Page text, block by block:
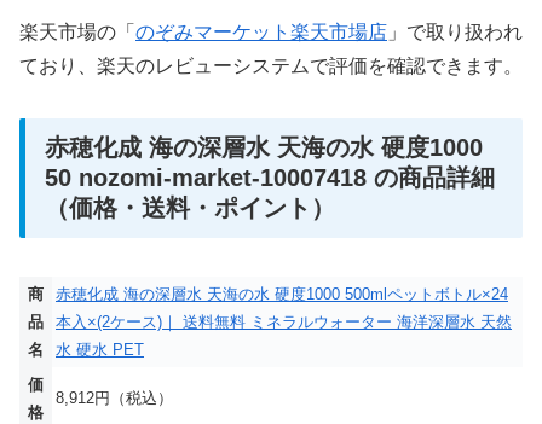
楽天市場の「 のぞみマーケット楽天市場店 」で取り扱われ
ており、楽天のレビューシステムで評価を確認できます。
赤穂化成 海の深層水 天海の水 硬度1000
50 nozomi-market-10007418 の商品詳細
（価格・送料・ポイント）
商
品
名
赤穂化成 海の深層水 天海の水 硬度1000 500mlペットボトル×24
本入×(2ケース)｜ 送料無料 ミネラルウォーター 海洋深層水 天然
水 硬水 PET
価
格
8,912円（税込）